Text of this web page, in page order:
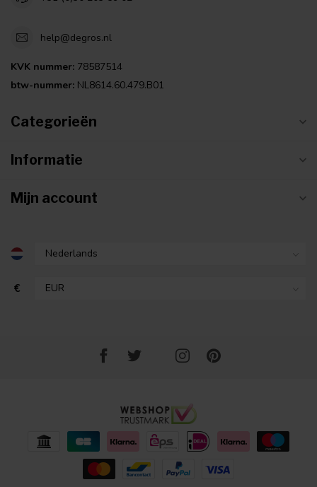
help@degros.nl
KVK nummer: 78587514
btw-nummer: NL8614.60.479.B01
Categorieën
Informatie
Mijn account
€